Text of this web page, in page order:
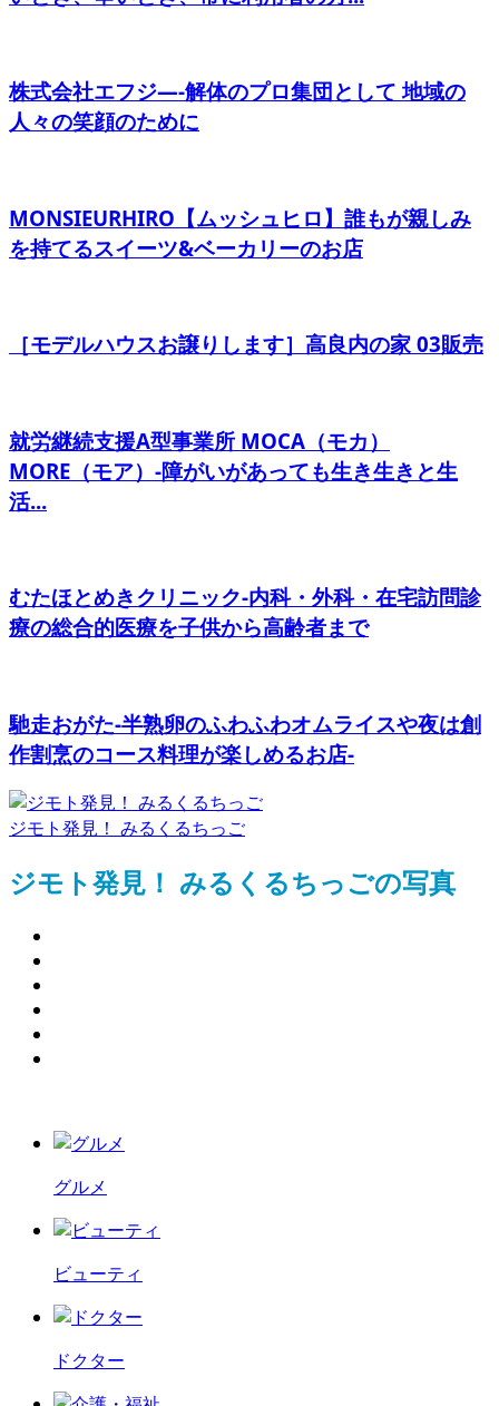
株式会社エフジ―-解体のプロ集団として 地域の
人々の笑顔のために
MONSIEURHIRO【ムッシュヒロ】誰もが親しみ
を持てるスイーツ&ベーカリーのお店
［モデルハウスお譲りします］高良内の家 03販売
就労継続支援A型事業所 MOCA（モカ）
MORE（モア）-障がいがあっても生き生きと生
活...
むたほとめきクリニック-内科・外科・在宅訪問診
療の総合的医療を子供から高齢者まで
馳走おがた-半熟卵のふわふわオムライスや夜は創
作割烹のコース料理が楽しめるお店-
ジモト発見！ みるくるちっご
ジモト発見！ みるくるちっごの写真
グルメ
ビューティ
ドクター